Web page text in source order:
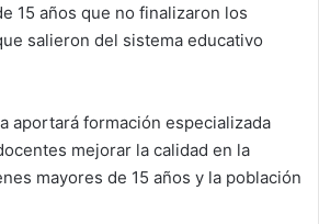
15 años que no finalizaron los
salieron del sistema educativo
aportará formación especializada
mejorar la calidad en la
mayores de 15 años y la población